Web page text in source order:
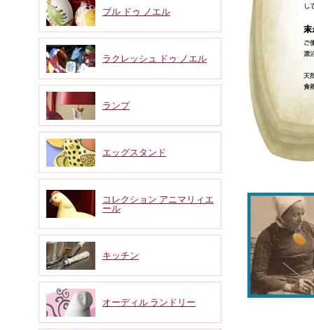
ブル ドゥ ノエル
ラクレッシュ ドゥ ノエル
ランプ
エッグスタンド
コレクション アニマリィエ
ール
キッチン
オーディル ランドリー